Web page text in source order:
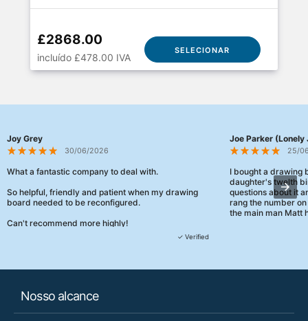
£2868.00
incluído £478.00 IVA
SELECIONAR
Joy Grey
30/06/2026
What a fantastic company to deal with.
So helpful, friendly and patient when my drawing
board needed to be reconfigured.
Can't recommend more highly!
✓ Verified
Joe Parker (Lonely
25/
I bought a drawing
daughter's twelth
questions about it
rang the number
the main man Matt
Nosso alcance